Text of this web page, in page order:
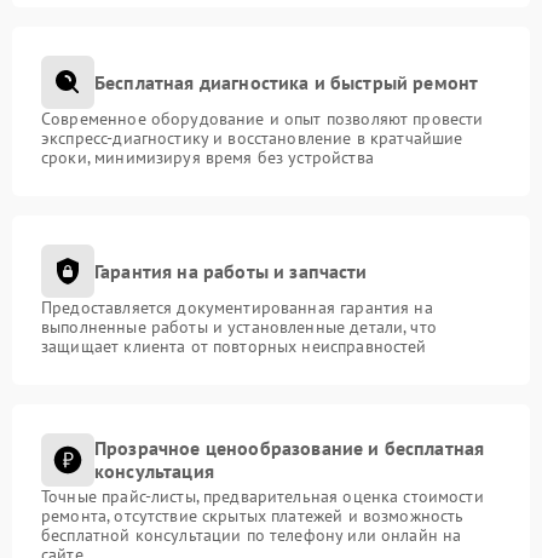
Бесплатная диагностика и быстрый ремонт
Современное оборудование и опыт позволяют провести
экспресс-диагностику и восстановление в кратчайшие
сроки, минимизируя время без устройства
Гарантия на работы и запчасти
Предоставляется документированная гарантия на
выполненные работы и установленные детали, что
защищает клиента от повторных неисправностей
Прозрачное ценообразование и бесплатная
консультация
Точные прайс-листы, предварительная оценка стоимости
ремонта, отсутствие скрытых платежей и возможность
бесплатной консультации по телефону или онлайн на